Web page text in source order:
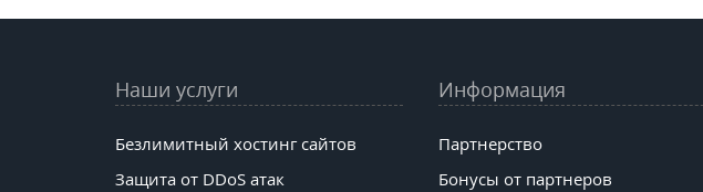
Наши услуги
Безлимитный хостинг сайтов
Защита от DDoS атак
Информация
Партнерство
Бонусы от партнеров